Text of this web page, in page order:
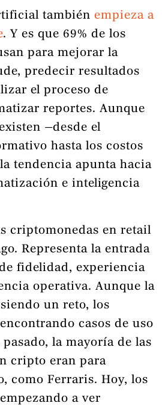
también empieza a
. Y es que 69% de los
para mejorar la
predecir resultados
el proceso de
reportes. Aunque
—desde el
hasta los costos
tendencia apunta hacia
e inteligencia
criptomonedas en retail
Representa la entrada
fidelidad, experiencia
operativa. Aunque la
un reto, los
casos de uso
la mayoría de las
cripto eran para
como Ferraris. Hoy, los
a ver